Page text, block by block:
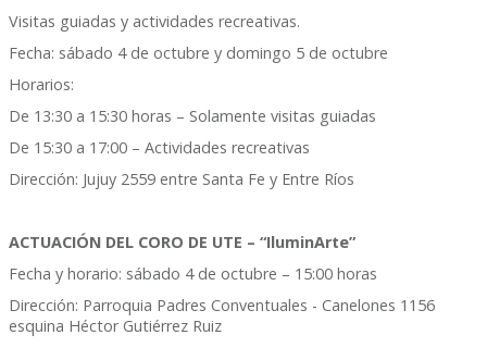
Visitas guiadas y actividades recreativas.
Fecha: sábado 4 de octubre y domingo 5 de octubre
Horarios:
De 13:30 a 15:30 horas – Solamente visitas guiadas
De 15:30 a 17:00 – Actividades recreativas
Dirección: Jujuy 2559 entre Santa Fe y Entre Ríos
ACTUACIÓN DEL CORO DE UTE – “IluminArte”
Fecha y horario: sábado 4 de octubre – 15:00 horas
Dirección: Parroquia Padres Conventuales - Canelones 1156
esquina Héctor Gutiérrez Ruiz